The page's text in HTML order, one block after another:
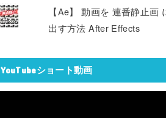
【Ae】 動画を 連番静止画
出す方法 After Effects
YouTubeショート動画